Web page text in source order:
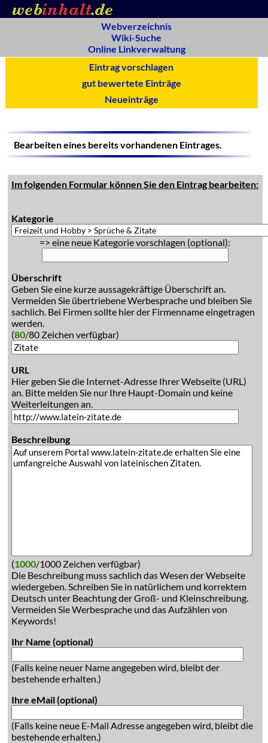
Webverzeichnis
Wiki-Suche
Online Linkverwaltung
Eintrag vorschlagen
gut bewertete Einträge
Neueinträge
Bearbeiten eines bereits vorhandenen Eintrages.
Im folgenden Formular können Sie den Eintrag bearbeiten:
Kategorie
=> eine neue Kategorie vorschlagen (optional):
Überschrift
Geben Sie eine kurze aussagekräftige Überschrift an.
Vermeiden Sie übertriebene Werbesprache und bleiben Sie
sachlich. Bei Firmen sollte hier der Firmenname eingetragen
werden.
(80/80 Zeichen verfügbar)
URL
Hier geben Sie die Internet-Adresse Ihrer Webseite (URL)
an. Bitte melden Sie nur Ihre Haupt-Domain und keine
Weiterleitungen an.
Beschreibung
(1000/1000 Zeichen verfügbar)
Die Beschreibung muss sachlich das Wesen der Webseite
wiedergeben. Schreiben Sie in natürlichem und korrektem
Deutsch unter Beachtung der Groß- und Kleinschreibung.
Vermeiden Sie Werbesprache und das Aufzählen von
Keywords!
Ihr Name (optional)
(Falls keine neuer Name angegeben wird, bleibt der
bestehende erhalten.)
Ihre eMail (optional)
(Falls keine neue E-Mail Adresse angegeben wird, bleibt die
bestehende erhalten.)